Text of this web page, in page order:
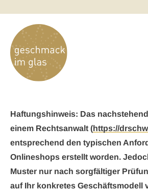
Haftungshinweis: Das
einem Rechtsanwalt (https://
entsprechend den typischen
Onlineshops erstellt worden.
Muster nur nach sorgfältiger
auf Ihr konkretes Geschäftsmodell